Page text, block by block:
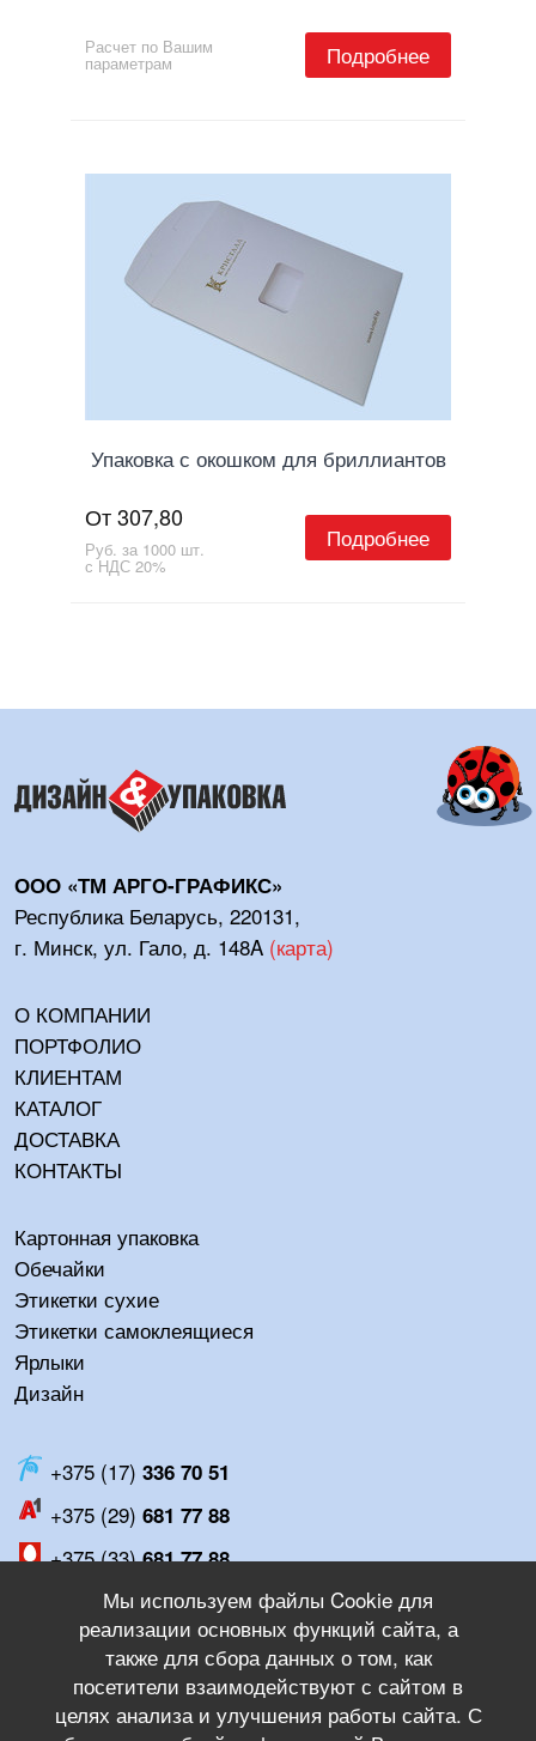
Расчет по Вашим
параметрам Подробнее
Упаковка с окошком для бриллиантов
От 307,80
Руб. за 1000 шт.
с НДС 20%
Подробнее
ООО «ТМ АРГО-ГРАФИКС»
Республика Беларусь, 220131,
г. Минск, ул. Гало, д. 148A (карта)
О КОМПАНИИ
ПОРТФОЛИО
КЛИЕНТАМ
КАТАЛОГ
ДОСТАВКА
КОНТАКТЫ
Картонная упаковка
Обечайки
Этикетки сухие
Этикетки самоклеящиеся
Ярлыки
Дизайн
+375 (17) 336 70 51
+375 (29) 681 77 88
+375 (33)681 77 88
8:00 - 17:00
Выходной
Мы используем файлы Cookie для
реализации основных функций сайта, а
также для сбора данных о том, как
посетители взаимодействуют с сайтом в
целях анализа и улучшения работы сайта. С